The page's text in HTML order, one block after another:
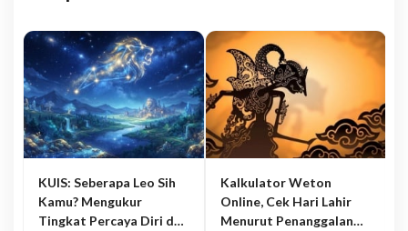
KUIS: Seberapa Leo Sih
Kamu? Mengukur
Tingkat Percaya Diri dan
Kalkulator Weton
Online, Cek Hari Lahir
Menurut Penanggalan